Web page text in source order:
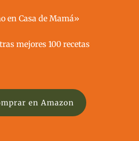
en Casa de Mamá»
mejores 100 recetas
en Amazon